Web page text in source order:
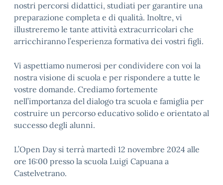
nostri percorsi didattici, studiati per garantire una
preparazione completa e di qualità. Inoltre, vi
illustreremo le tante attività extracurricolari che
arricchiranno l’esperienza formativa dei vostri figli.
Vi aspettiamo numerosi per condividere con voi la
nostra visione di scuola e per rispondere a tutte le
vostre domande. Crediamo fortemente
nell’importanza del dialogo tra scuola e famiglia per
costruire un percorso educativo solido e orientato al
successo degli alunni.
L’Open Day si terrà martedì 12 novembre 2024 alle
ore 16:00 presso la scuola Luigi Capuana a
Castelvetrano.